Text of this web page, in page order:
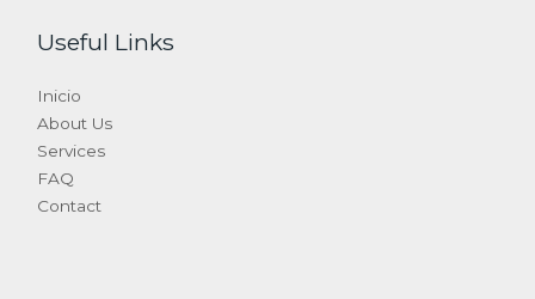
Useful Links
Inicio
About Us
Services
FAQ
Contact